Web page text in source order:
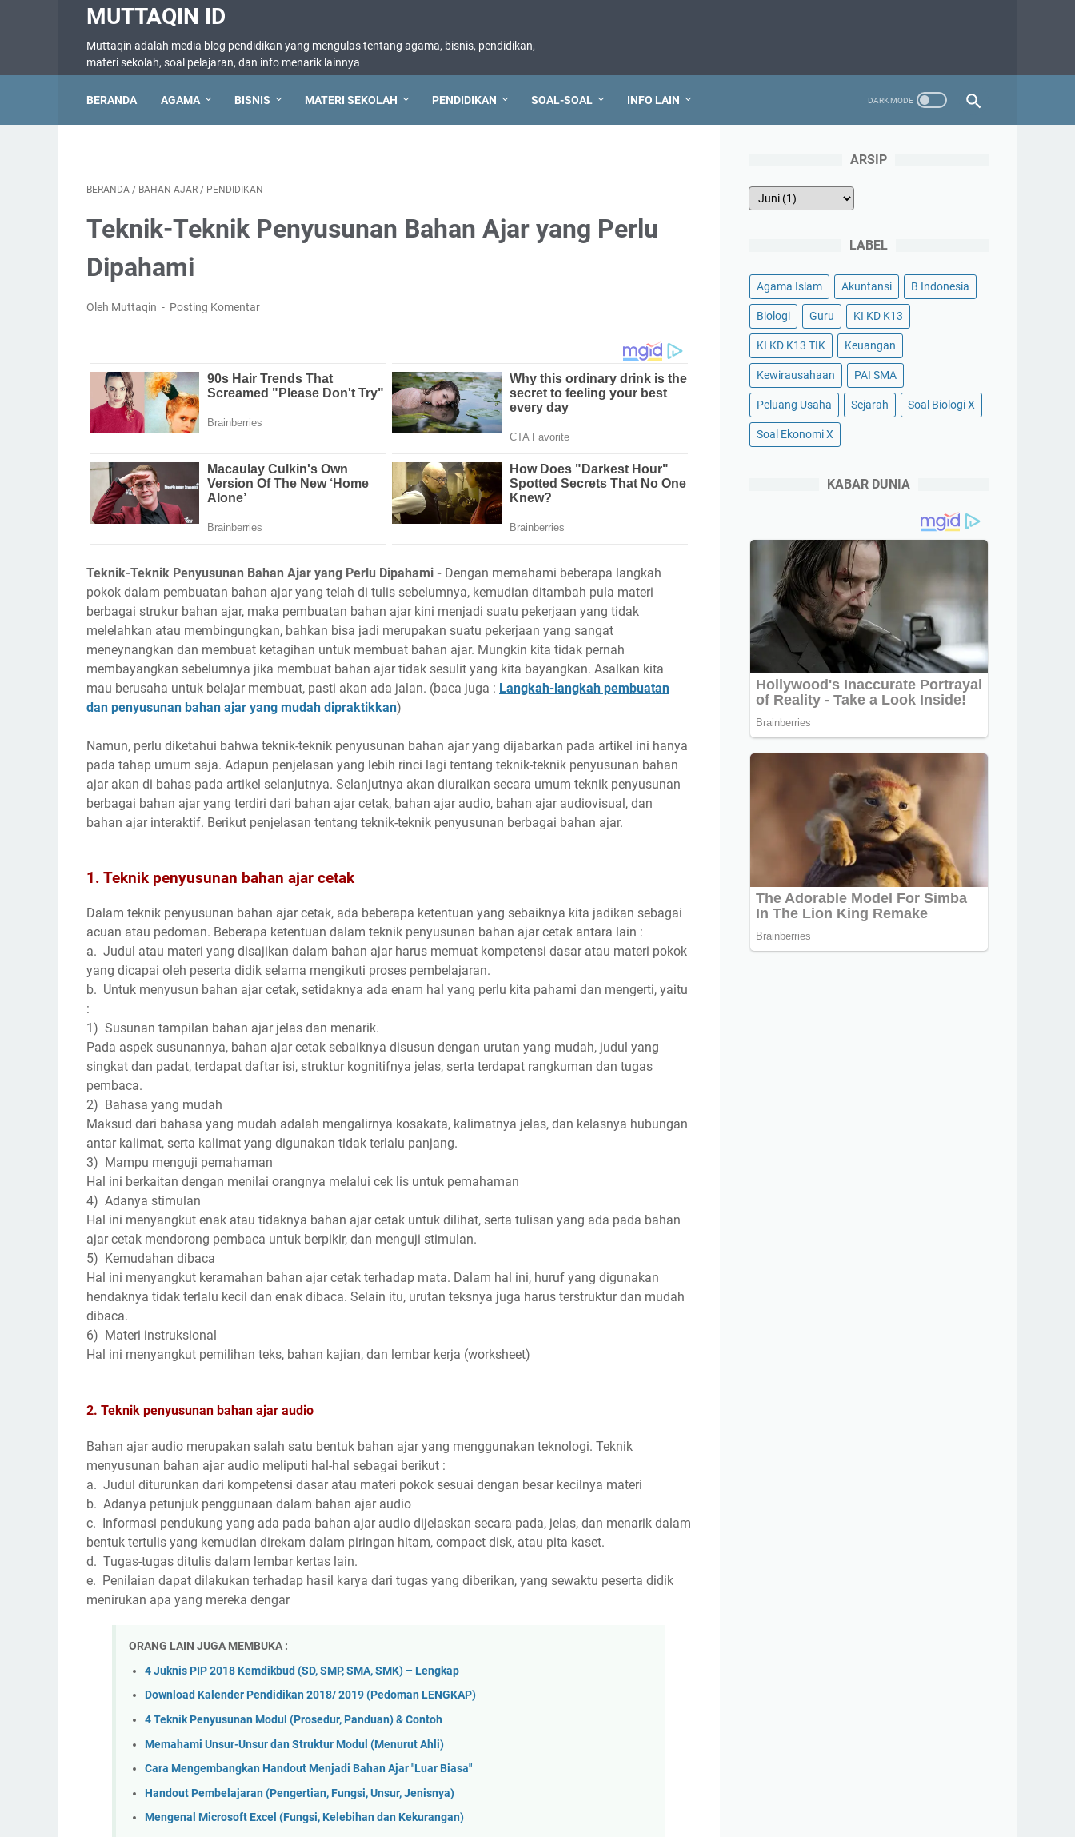
MUTTAQIN ID
Muttaqin adalah media blog pendidikan yang mengulas tentang agama, bisnis, pendidikan,
materi sekolah, soal pelajaran, dan info menarik lainnya
BERANDA AGAMA BISNIS MATERI SEKOLAH PENDIDIKAN SOAL-SOAL INFO LAIN
BERANDA / BAHAN AJAR / PENDIDIKAN
Teknik-Teknik Penyusunan Bahan Ajar yang Perlu
Dipahami
Oleh Muttaqin Posting Komentar
Teknik-Teknik Penyusunan Bahan Ajar yang Perlu Dipahami - Dengan memahami beberapa langkah
pokok dalam pembuatan bahan ajar yang telah di tulis sebelumnya, kemudian ditambah pula materi
berbagai strukur bahan ajar, maka pembuatan bahan ajar kini menjadi suatu pekerjaan yang tidak
melelahkan atau membingungkan, bahkan bisa jadi merupakan suatu pekerjaan yang sangat
meneynangkan dan membuat ketagihan untuk membuat bahan ajar. Mungkin kita tidak pernah
membayangkan sebelumnya jika membuat bahan ajar tidak sesulit yang kita bayangkan. Asalkan kita
mau berusaha untuk belajar membuat, pasti akan ada jalan. (baca juga : Langkah-langkah pembuatan
dan penyusunan bahan ajar yang mudah dipraktikkan)
Namun, perlu diketahui bahwa teknik-teknik penyusunan bahan ajar yang dijabarkan pada artikel ini hanya
pada tahap umum saja. Adapun penjelasan yang lebih rinci lagi tentang teknik-teknik penyusunan bahan
ajar akan di bahas pada artikel selanjutnya. Selanjutnya akan diuraikan secara umum teknik penyusunan
berbagai bahan ajar yang terdiri dari bahan ajar cetak, bahan ajar audio, bahan ajar audiovisual, dan
bahan ajar interaktif. Berikut penjelasan tentang teknik-teknik penyusunan berbagai bahan ajar.
1. Teknik penyusunan bahan ajar cetak
Dalam teknik penyusunan bahan ajar cetak, ada beberapa ketentuan yang sebaiknya kita jadikan sebagai
acuan atau pedoman. Beberapa ketentuan dalam teknik penyusunan bahan ajar cetak antara lain :
a. Judul atau materi yang disajikan dalam bahan ajar harus memuat kompetensi dasar atau materi pokok
yang dicapai oleh peserta didik selama mengikuti proses pembelajaran.
b. Untuk menyusun bahan ajar cetak, setidaknya ada enam hal yang perlu kita pahami dan mengerti, yaitu
:
1) Susunan tampilan bahan ajar jelas dan menarik.
Pada aspek susunannya, bahan ajar cetak sebaiknya disusun dengan urutan yang mudah, judul yang
singkat dan padat, terdapat daftar isi, struktur kognitifnya jelas, serta terdapat rangkuman dan tugas
pembaca.
2) Bahasa yang mudah
Maksud dari bahasa yang mudah adalah mengalirnya kosakata, kalimatnya jelas, dan kelasnya hubungan
antar kalimat, serta kalimat yang digunakan tidak terlalu panjang.
3) Mampu menguji pemahaman
Hal ini berkaitan dengan menilai orangnya melalui cek lis untuk pemahaman
4) Adanya stimulan
Hal ini menyangkut enak atau tidaknya bahan ajar cetak untuk dilihat, serta tulisan yang ada pada bahan
ajar cetak mendorong pembaca untuk berpikir, dan menguji stimulan.
5) Kemudahan dibaca
Hal ini menyangkut keramahan bahan ajar cetak terhadap mata. Dalam hal ini, huruf yang digunakan
hendaknya tidak terlalu kecil dan enak dibaca. Selain itu, urutan teksnya juga harus terstruktur dan mudah
dibaca.
6) Materi instruksional
Hal ini menyangkut pemilihan teks, bahan kajian, dan lembar kerja (worksheet)
2. Teknik penyusunan bahan ajar audio
Bahan ajar audio merupakan salah satu bentuk bahan ajar yang menggunakan teknologi. Teknik
menyusunan bahan ajar audio meliputi hal-hal sebagai berikut :
a. Judul diturunkan dari kompetensi dasar atau materi pokok sesuai dengan besar kecilnya materi
b. Adanya petunjuk penggunaan dalam bahan ajar audio
c. Informasi pendukung yang ada pada bahan ajar audio dijelaskan secara pada, jelas, dan menarik dalam
bentuk tertulis yang kemudian direkam dalam piringan hitam, compact disk, atau pita kaset.
d. Tugas-tugas ditulis dalam lembar kertas lain.
e. Penilaian dapat dilakukan terhadap hasil karya dari tugas yang diberikan, yang sewaktu peserta didik
menirukan apa yang mereka dengar
ORANG LAIN JUGA MEMBUKA :
4 Juknis PIP 2018 Kemdikbud (SD, SMP, SMA, SMK) – Lengkap
Download Kalender Pendidikan 2018/ 2019 (Pedoman LENGKAP)
4 Teknik Penyusunan Modul (Prosedur, Panduan) & Contoh
Memahami Unsur-Unsur dan Struktur Modul (Menurut Ahli)
Cara Mengembangkan Handout Menjadi Bahan Ajar "Luar Biasa"
Handout Pembelajaran (Pengertian, Fungsi, Unsur, Jenisnya)
Mengenal Microsoft Excel (Fungsi, Kelebihan dan Kekurangan)
ARSIP
LABEL
Agama Islam Akuntansi B Indonesia
Biologi Guru KI KD K13
KI KD K13 TIK Keuangan
Kewirausahaan PAI SMA
Peluang Usaha Sejarah Soal Biologi X
Soal Ekonomi X
KABAR DUNIA